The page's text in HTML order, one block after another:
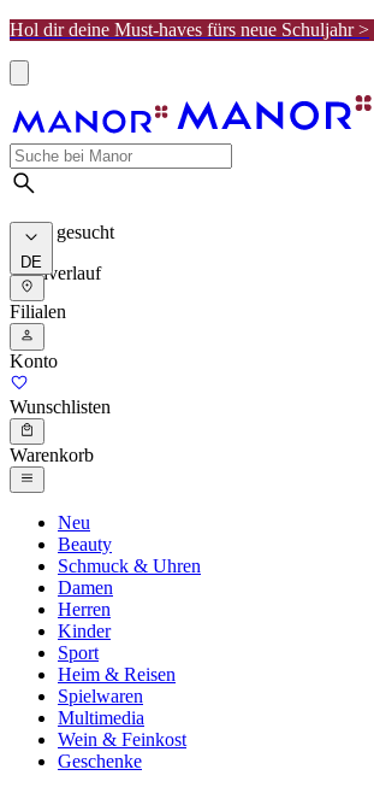
Hol dir deine Must-haves fürs neue Schuljahr >
Meist gesucht
Suchverlauf
DE
Filialen
Konto
Wunschlisten
Warenkorb
Neu
Beauty
Schmuck & Uhren
Damen
Herren
Kinder
Sport
Heim & Reisen
Spielwaren
Multimedia
Wein & Feinkost
Geschenke